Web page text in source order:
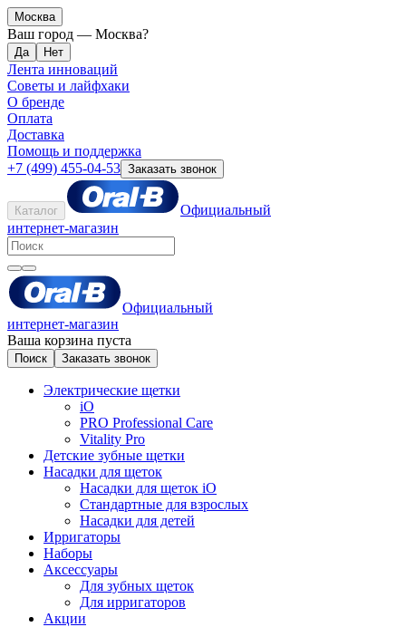
Москва
Ваш город — Москва?
Лента инноваций
Советы и лайфхаки
О бренде
Оплата
Доставка
Помощь и поддержка
+7 (499) 455-04-53 Заказать звонок
Каталог
Официальный
интернет-магазин
Официальный
интернет-магазин
Ваша корзина пуста
Поиск Заказать звонок
Электрические щетки
iO
PRO Professional Care
Vitality Pro
Детские зубные щетки
Насадки для щеток
Насадки для щеток iO
Стандартные для взрослых
Насадки для детей
Ирригаторы
Наборы
Аксессуары
Для зубных щеток
Для ирригаторов
Акции